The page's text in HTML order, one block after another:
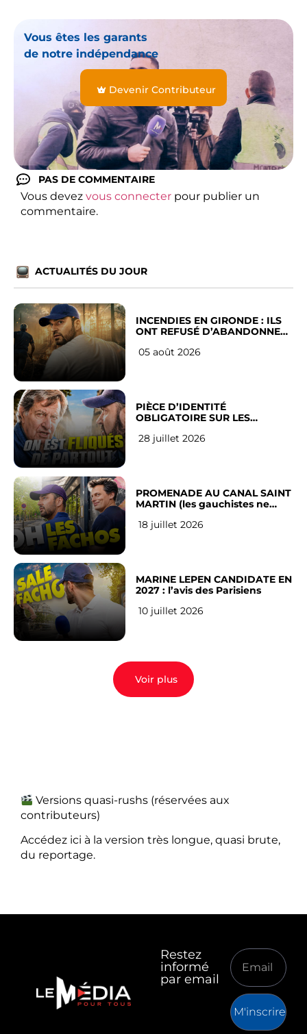
Vous êtes les garants
de notre indépendance
Devenir Contributeur
PAS DE COMMENTAIRE
Vous devez vous connecter pour publier un
commentaire.
ACTUALITÉS DU JOUR
INCENDIES EN GIRONDE : ILS
ONT REFUSÉ D’ABANDONNER
05 août 2026
PIÈCE D’IDENTITÉ
OBLIGATOIRE SUR LES
Français
28 juillet 2026
PROMENADE AU CANAL SAINT
MARTIN (les gauchistes ne
18 juillet 2026
MARINE LEPEN CANDIDATE EN
2027 : l’avis des Parisiens
10 juillet 2026
Voir plus
Versions quasi-rushs (réservées aux
contributeurs)
Accédez ici à la version très longue, quasi brute,
du reportage.
Restez
informé
par email
M'inscrire